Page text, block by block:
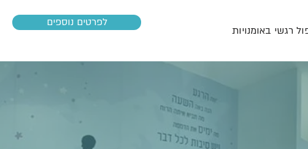
לפרטים נוספים
רגשי באומנויות